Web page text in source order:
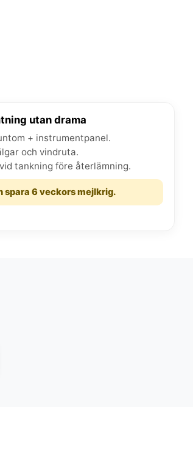
utan drama
+ instrumentpanel.
och vindruta.
tankning före återlämning.
spara 6 veckors mejlkrig.